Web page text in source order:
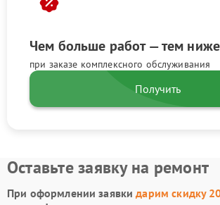
Чем больше работ — тем
при заказе комплексного обслуживания
Получить
Оставьте заявку на ремонт
При оформлении заявкидарим скидку